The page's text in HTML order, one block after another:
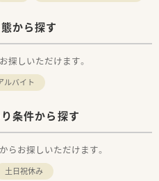
から探す
探しいただけます。
ルバイト
条件から探す
らお探しいただけます。
土日祝休み